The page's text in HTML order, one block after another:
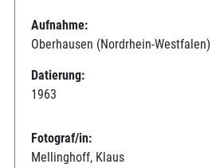
Aufnahme:
Oberhausen (Nordrhein-Westfalen)
Datierung:
1963
Fotograf/in:
Mellinghoff, Klaus